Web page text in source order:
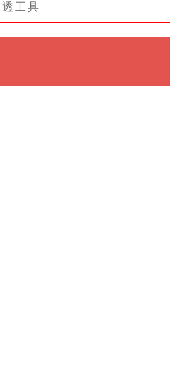
份，之后会根据设置进
略 1. 定期验证备份 -
工具